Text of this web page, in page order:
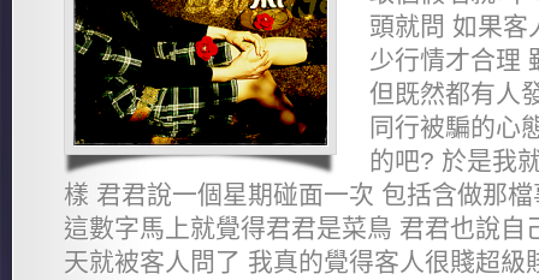
頭就問 如果客
少行情才合理
但既然都有人
同行被騙的心
的吧? 於是我
樣 君君說一個星期碰面一次 包括含做那
這數字馬上就覺得君君是菜鳥 君君也說自
天就被客人問了 我真的覺得客人很賤超級